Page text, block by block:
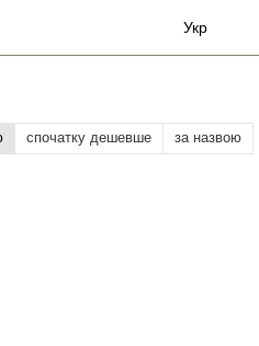
Укр
спочатку дешевше за назвою